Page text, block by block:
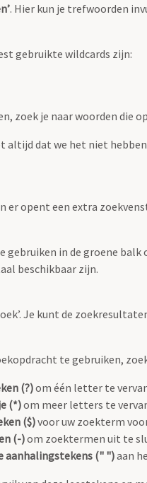
. Hier kun je trefwoorden
gebruikte wildcards zijn:
zoek je naar woorden die
dat we het niet
opent een extra
in de groene balk
beschikbaar zijn.
Je kunt de
te gebruiken,
(?)om één letter te
(*)om meer letters te
($)voor uw zoekterm
(-)om zoektermen uit te
aanhalingstekens (" ")aan